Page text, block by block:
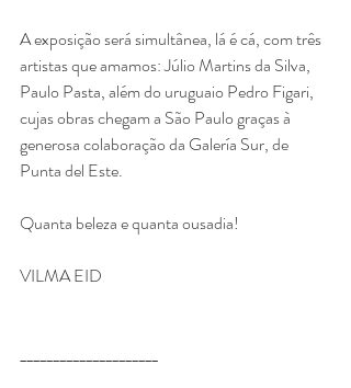
A exposição será simultânea, lá é cá, com três
artistas que amamos: Júlio Martins da Silva,
Paulo Pasta, além do uruguaio Pedro Figari,
cujas obras chegam a São Paulo graças à
generosa colaboração da Galería Sur, de
Punta del Este.
Quanta beleza e quanta ousadia!
VILMA EID